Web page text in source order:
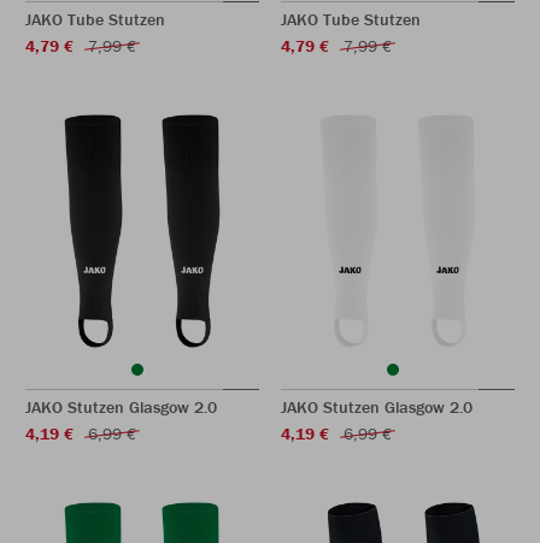
JAKO Tube Stutzen
4,79 €
7,99 €
JAKO Tube Stutzen
4,79 €
7,99 €
JAKO Stutzen Glasgow 2.0
4,19 €
6,99 €
JAKO Stutzen Glasgow 2.0
4,19 €
6,99 €